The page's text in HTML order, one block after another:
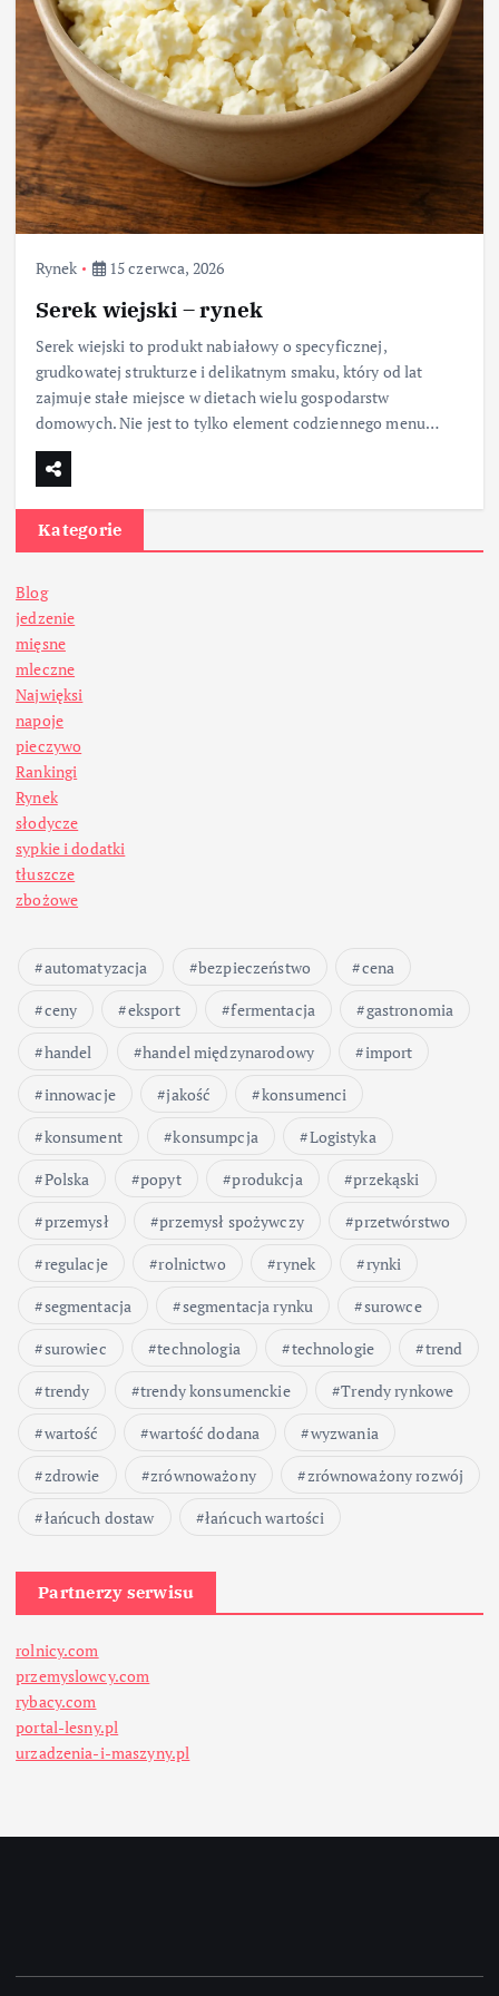
Rynek 15 czerwca, 2026
Serek wiejski – rynek
Serek wiejski to produkt nabiałowy o specyficznej,
grudkowatej strukturze i delikatnym smaku, który od lat
zajmuje stałe miejsce w dietach wielu gospodarstw
domowych. Nie jest to tylko element codziennego menu…
Kategorie
Blog
jedzenie
mięsne
mleczne
Najwięksi
napoje
pieczywo
Rankingi
Rynek
słodycze
sypkie i dodatki
tłuszcze
zbożowe
automatyzacja bezpieczeństwo
cena
ceny
eksport fermentacja
gastronomia
handel
handel międzynarodowy
import
innowacje
jakość
konsumenci
konsument
konsumpcja
Logistyka
Polska
popyt produkcja
przekąski
przemysł
przemysł spożywczy
przetwórstwo
regulacje
rolnictwo rynek
rynki
segmentacja
segmentacja rynku
surowce
surowiec
technologia technologie
trend
trendy
trendy konsumenckie
Trendy rynkowe
wartość
wartość dodana
wyzwania
zdrowie
zrównoważony
zrównoważony rozwój
łańcuch dostaw
łańcuch wartości
Partnerzy serwisu
rolnicy.com
przemyslowcy.com
rybacy.com
portal-lesny.pl
urzadzenia-i-maszyny.pl